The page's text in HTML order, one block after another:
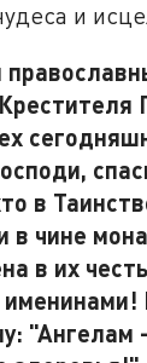
и
в
в чине
в их
"Ангелам